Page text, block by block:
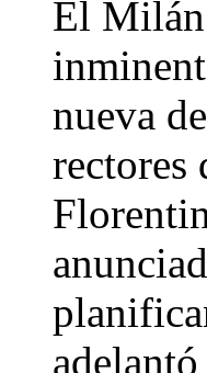
El Milán
nueva
rectores